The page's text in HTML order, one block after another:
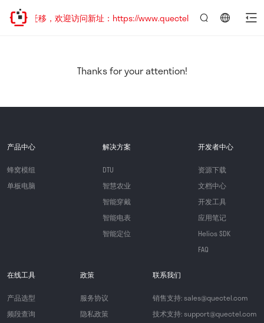
地址已迁移，欢迎访问新址：https://www.quectel.com.cn
Thanks for your attention!
产品中心
蜂窝模组
单板电脑
解决方案
DTU
智慧农业
智能穿戴
智能电表
智能定位
开发者中心
资源下载
文档中心
开发工具
应用笔记
Helios SDK
FAQ
在线工具
产品选型
频段查询
政策
服务协议
隐私政策
联系我们
销售支持: sales@quectel.com
技术支持: support@quectel.com